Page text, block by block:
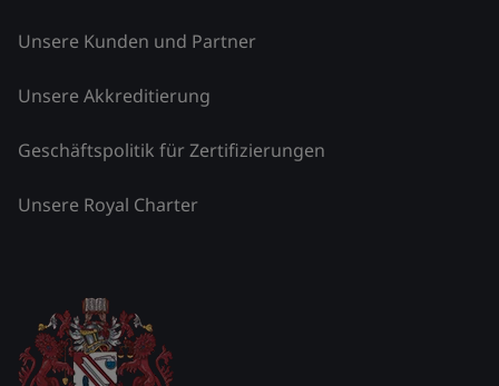
Unsere Kunden und Partner
Unsere Akkreditierung
Geschäftspolitik für Zertifizierungen
Unsere Royal Charter